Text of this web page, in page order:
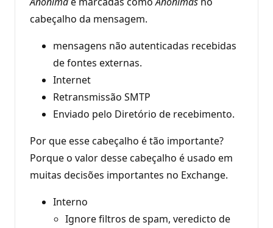
cabeçalho da mensagem.
mensagens não autenticadas recebidas
de fontes externas.
Internet
Retransmissão SMTP
Enviado pelo Diretório de recebimento.
Por que esse cabeçalho é tão importante?
Porque o valor desse cabeçalho é usado em
muitas decisões importantes no Exchange.
Interno
Ignore filtros de spam, veredicto de